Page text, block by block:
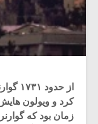
از
کرد و ویولون
زمان بود که